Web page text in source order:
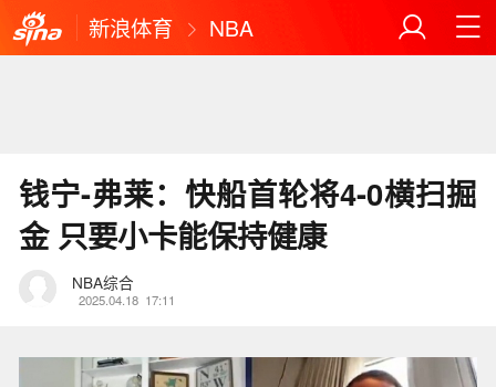
新浪体育 NBA
钱宁-弗莱：快船首轮将4-0横扫掘
金 只要小卡能保持健康
NBA综合
2025.04.18 17:11